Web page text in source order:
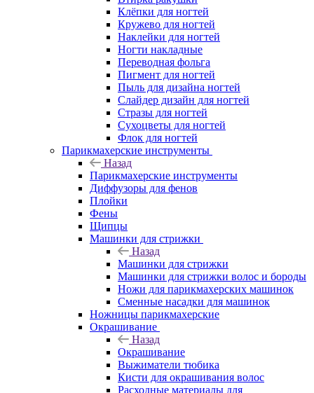
Клёпки для ногтей
Кружево для ногтей
Наклейки для ногтей
Ногти накладные
Переводная фольга
Пигмент для ногтей
Пыль для дизайна ногтей
Слайдер дизайн для ногтей
Стразы для ногтей
Сухоцветы для ногтей
Флок для ногтей
Парикмахерские инструменты
Назад
Парикмахерские инструменты
Диффузоры для фенов
Плойки
Фены
Щипцы
Машинки для стрижки
Назад
Машинки для стрижки
Машинки для стрижки волос и бороды
Ножи для парикмахерских машинок
Сменные насадки для машинок
Ножницы парикмахерские
Окрашивание
Назад
Окрашивание
Выжиматели тюбика
Кисти для окрашивания волос
Расходные материалы для